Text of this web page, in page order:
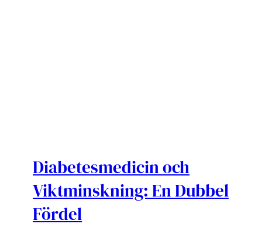
Diabetesmedicin och
Viktminskning: En Dubbel
Fördel